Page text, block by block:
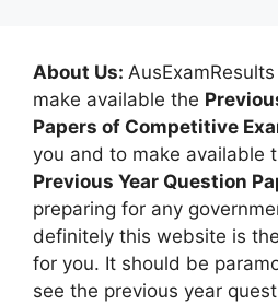
About Us:
make available the
Papers of Competitive
you and to make available
Previous Year Question
preparing for any
definitely this website is
for you. It should be
see the previous year